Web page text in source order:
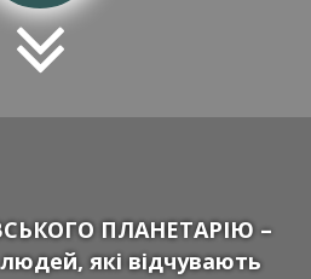
ПЛАНЕТАРІЮ –
які відчувають